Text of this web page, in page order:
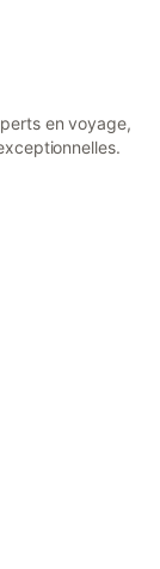
en voyage,